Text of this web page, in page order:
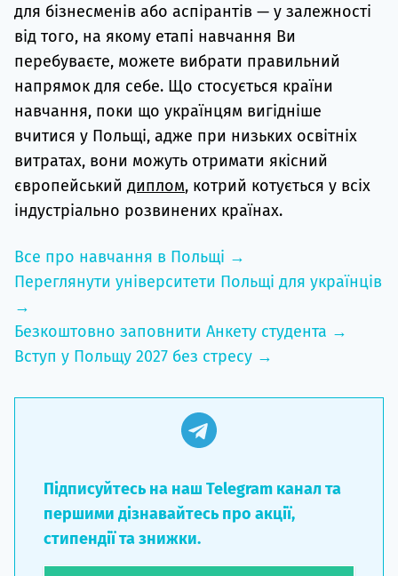
для бізнесменів або аспірантів — у залежності
від того, на якому етапі навчання Ви
перебуваєте, можете вибрати правильний
напрямок для себе. Що стосується країни
навчання, поки що українцям вигідніше
вчитися у Польщі, адже при низьких освітніх
витратах, вони можуть отримати якісний
європейський диплом, котрий котується у всіх
індустріально розвинених країнах.
Все про навчання в Польщі →
Переглянути університети Польщі для українців
→
Безкоштовно заповнити Анкету студента →
Вступ у Польщу 2027 без стресу →
Підписуйтесь на наш Telegram канал та
першими дізнавайтесь про акції,
стипендії та знижки.